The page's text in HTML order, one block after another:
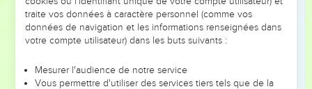
fut contre la ville et il y eut une très grande terreur. Il frappa
les habitants de la ville, depuis le petit jusqu'au grand, et ils
eurent une éruption de tumeurs.
Alors ils envoyèrent l'arche de Dieu à Ekron. Lorsque
l'arche de Dieu entra dans Ekron, les Ekroniens poussèrent
traite vos données à caractère personnel (comme vos
données de navigation et les informations renseignées dans
votre compte utilisateur) dans les buts suivants :
Mesurer l'audience de notre service
Vous permettre d'utiliser des services tiers tels que de la